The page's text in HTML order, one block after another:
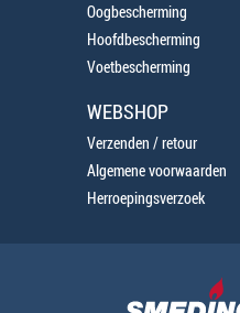
Oogbescherming
Hoofdbescherming
Voetbescherming
WEBSHOP
Verzenden / retour
Algemene voorwaarden
Herroepingsverzoek